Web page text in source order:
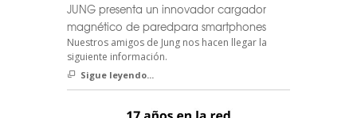
JUNG presenta un innovador cargador
magnético de paredpara smartphones
Nuestros amigos de Jung nos hacen llegar la
siguiente información.
Sigue leyendo...